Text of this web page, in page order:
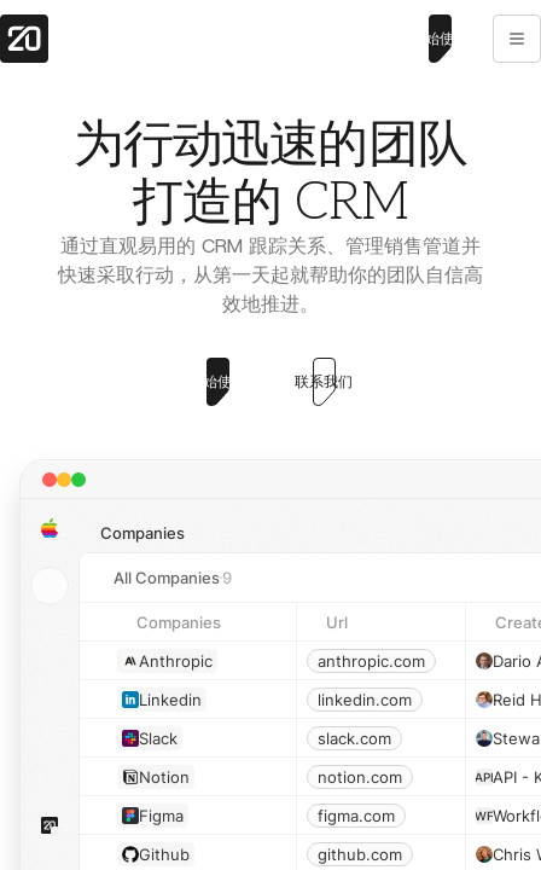
开始使用
为行动迅速的团队
打造的 CRM
通过直观易用的 CRM 跟踪关系、管理销售管道并
快速采取行动，从第一天起就帮助你的团队自信高
效地推进。
开始使用 联系我们
Companies
All Companies9
Companies Url
Anthropic
anthropic.com
Dario
Linkedin
linkedin.com
Reid
Slack
slack.com
Notion
notion.com APIAPI -
Figma
figma.com WF
Github
github.com
Chris